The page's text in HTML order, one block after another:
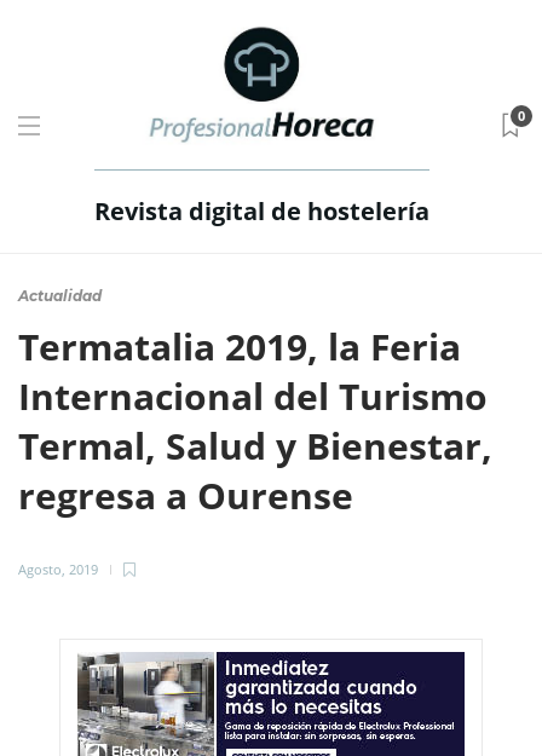
Revista digital de hostelería
0
Actualidad
Termatalia 2019, la Feria
Internacional del Turismo
Termal, Salud y Bienestar,
regresa a Ourense
Agosto, 2019